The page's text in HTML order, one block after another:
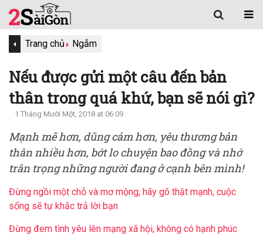
Trang chủ Ngẫm
Nếu được gửi một câu đến bản
thân trong quá khứ, bạn sẽ nói gì?
1 Tháng Mười Một, 2018 at 06:09
Mạnh mẽ hơn, dũng cảm hơn, yêu thương bản
thân nhiều hơn, bớt lo chuyện bao đồng và nhớ
trân trọng những người đang ở cạnh bên mình!
Đừng ngồi một chỗ và mơ mộng, hãy gõ thật mạnh, cuộc
sống sẽ tự khắc trả lời bạn
Đừng đem tình yêu lên mạng xã hội, không có hạnh phúc